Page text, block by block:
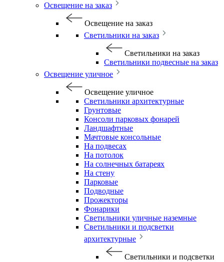
Освещение на заказ
Освещение на заказ
Светильники на заказ
Светильники на заказ
Светильники подвесные на заказ
Освещение уличное
Освещение уличное
Светильники архитектурные
Грунтовые
Консоли парковых фонарей
Ландшафтные
Мачтовые консольные
На подвесах
На потолок
На солнечных батареях
На стену
Парковые
Подводные
Прожекторы
Фонарики
Светильники уличные наземные
Светильники и подсветки
архитектурные
Светильники и подсветки